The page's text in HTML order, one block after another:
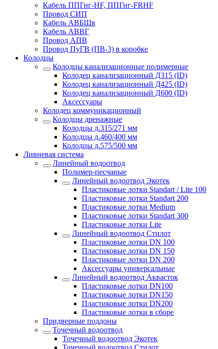
Кабель ППГнг-HF, ППГнг-FRHF
Провод СИП
Кабель АВБШв
Кабель АВВГ
Провод АПВ
Провод ПуГВ (ПВ-3) в коробке
Колодцы
Колодцы канализационные полимерные
Колодец канализационный Д315 (ID)
Колодец канализационный Д425 (ID)
Колодец канализационный Д600 (ID)
Аксессуары
Колодец коммуникационный
Колодцы дренажные
Колодцы д.315/271 мм
Колодцы д.460/400 мм
Колодцы д.575/500 мм
Ливневая система
Линейный водоотвод
Полимер-песчаные
Линейный водоотвод Экотек
Пластиковые лотки Standart / Lite 100
Пластиковые лотки Standart 200
Пластиковые лотки Medium
Пластиковые лотки Standart 300
Пластиковые лотки Lite
Линейный водоотвод Стилот
Пластиковые лотки DN 100
Пластиковые лотки DN 150
Пластиковые лотки DN 200
Аксессуары универсальные
Линейный водоотвод Аквасток
Пластиковые лотки DN100
Пластиковые лотки DN150
Пластиковые лотки DN200
Пластиковые лотки в сборе
Придверные поддоны
Точечный водоотвод
Точечный водоотвод Экотек
Точечный водоотвод Стилот